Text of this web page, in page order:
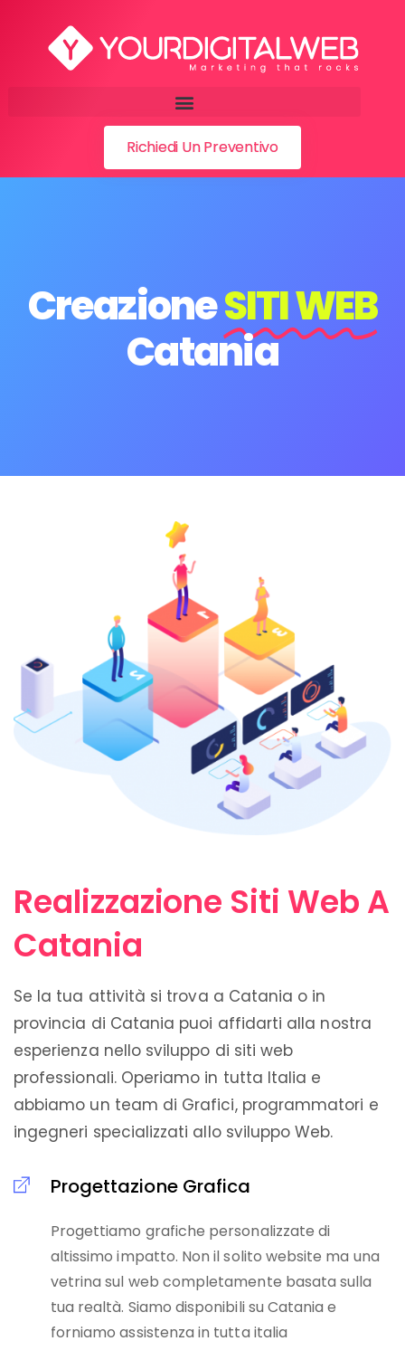
Richiedi Un Preventivo
CreazioneSITI WEB
Catania
Realizzazione Siti Web A
Catania
Se la tua attività si trova a Catania o in
provincia di Catania puoi affidarti alla nostra
esperienza nello sviluppo di siti web
professionali. Operiamo in tutta Italia e
abbiamo un team di Grafici, programmatori e
ingegneri specializzati allo sviluppo Web.
Progettazione Grafica
Progettiamo grafiche personalizzate di
altissimo impatto. Non il solito website ma una
vetrina sul web completamente basata sulla
tua realtà. Siamo disponibili su Catania e
forniamo assistenza in tutta italia